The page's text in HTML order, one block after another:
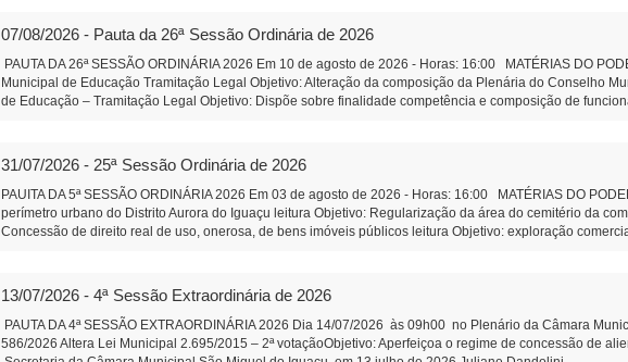
07/08/2026 - Pauta da 26ª Sessão Ordinária de 2026
PAUTA DA 26ª SESSÃO ORDINÁRIA 2026 Em 10 de agosto de 2026 - Horas: 16:00 MATÉRIAS DO
Municipal de Educação Tramitação Legal Objetivo: Alteração da composição da Plenária do Conselho
de Educação – Tramitação Legal Objetivo: Dispõe sobre finalidade competência e composição de
Conselho de Política de Administração e Remuneração de Pessoal Objetivo: Efetividade à ao do art. 39
de Lei 595/2026 - Qualificação, no âmbito do Município, de pessoas jurídicas de direito privado, sem fins
por meio de Organização Social qualificada. PROPOSIÇÕES DA CÂMARA MUNICIPAL Projeto de Lei
da Câmara Objetivo: Corrigir uma defasagem remuneratória do cargo Aux.de Serviços gerais - aguarda
Santa Rosa do Ocoi Autor: Vereador Anderson Lazzeris Indicação 83/2026: Agilidade na prestação de
31/07/2026 - 25ª Sessão Ordinária de 2026
PAUITA DA 5ª SESSÃO ORDINÁRIA 2026 Em 03 de agosto de 2026 - Horas: 16:00 MATÉRIAS DO
perímetro urbano do Distrito Aurora do Iguaçu leitura Objetivo: Regularização da área do cemitério da
Concessão de direito real de uso, onerosa, de bens imóveis públicos leitura Objetivo: exploração
gestão hospitalar por meio de Organização Social qualificada. Projeto de Lei 589/2026 - Altera Lei
Alteração da composição da Plenária do Conselho Municipal de Educação Projeto de Lei 590/2026 -
sobre finalidade competência e composição de funcionamento. PROPOSIÇÕES DA CÂMARA
trabalhos da Comissão instituída para análise e revisão da Lei Orgânica do Município de São Miguel do
13/07/2026 - 4ª Sessão Extraordinária de 2026
PAUTA DA 4ª SESSÃO EXTRAORDINÁRIA 2026 Dia 14/07/2026 às 09h00 no Plenário da Câmara
586/2026 Altera Lei Municipal 2.695/2015 – 2ª votaçãoObjetivo: Aperfeiçoa o regime de concessão de